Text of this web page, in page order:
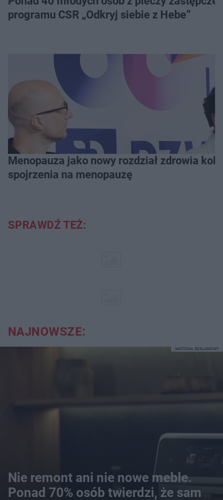
programu CSR „Odkryj siebie z Hebe”
Menopauza jako nowy rozdział zdrowia
spojrzenia na menopauzę
SPRAWDŹ TEŻ:
NAJNOWSZE:
Nie remont ani nie nowe meble.
Ponad 70% osób twierdzi, że sam
MATERIAŁ REKLAMOWY